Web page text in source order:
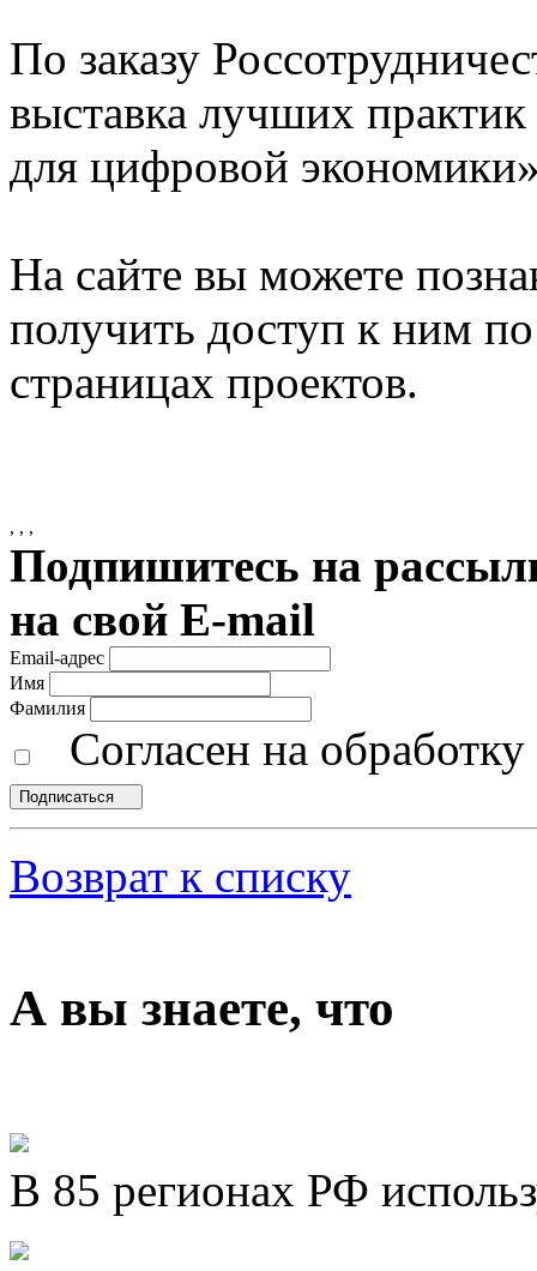
По заказу
выставка лучших
для цифровой
На сайте вы можете
получить доступ к ним
страницах проектов.
, , ,
Подпишитесь на
на свой E-mail
Email-адрес
Имя
Фамилия
Согласен на
Подписаться
Возврат к списку
А вы знаете, что
В 85 регионах РФ